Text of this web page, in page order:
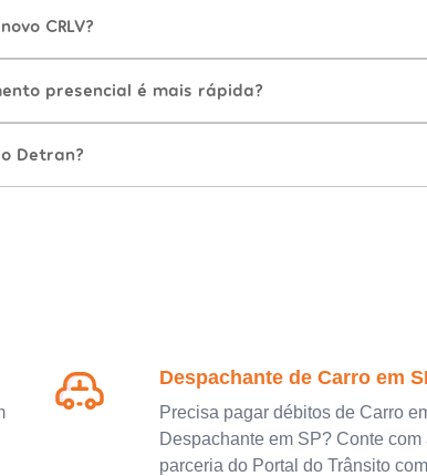
CRLV?
presencial é mais rápida?
Detran?
Despachante de Carro em
Precisa pagar débitos de Carro
Despachante em SP? Conte com
parceria do Portal do Trânsito